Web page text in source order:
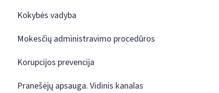
Kokybės vadyba
Mokesčių administravimo procedūros
Korupcijos prevencija
Pranešėjų apsauga. Vidinis kanalas